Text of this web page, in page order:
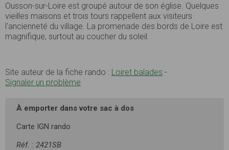
Ousson-sur-Loire est groupé autour de son église. Quelques
vieilles maisons et trois tours rappellent aux visiteurs
l'ancienneté du village. La promenade des bords de Loire est
magnifique, surtout au coucher du soleil.
Site auteur de la fiche rando : Loiret balades -
Signaler un problème
À emporter dans votre sac à dos
Carte IGN rando
Réf. : 2421SB